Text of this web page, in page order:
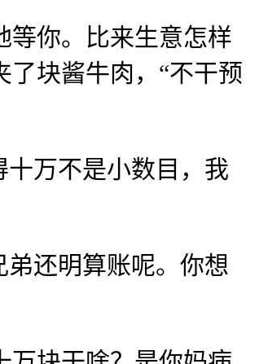
你。比来生意怎样
块酱牛肉，“不干预
万不是小数目，我
还明算账呢。你想